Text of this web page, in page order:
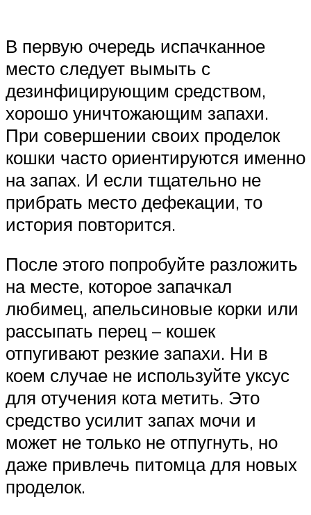
В первую очередь испачканное
место следует вымыть с
дезинфицирующим средством,
хорошо уничтожающим запахи.
При совершении своих проделок
кошки часто ориентируются именно
на запах. И если тщательно не
прибрать место дефекации, то
история повторится.
После этого попробуйте разложить
на месте, которое запачкал
любимец, апельсиновые корки или
рассыпать перец – кошек
отпугивают резкие запахи. Ни в
коем случае не используйте уксус
для отучения кота метить. Это
средство усилит запах мочи и
может не только не отпугнуть, но
даже привлечь питомца для новых
проделок.